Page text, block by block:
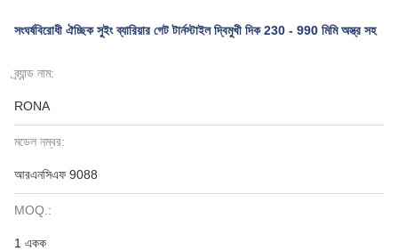
সংঘর্ষবিরোধী ঐচ্ছিক সুইং ব্যারিয়ার গেট টার্নস্টাইল দ্বিমুখী দিক 230 - 990 মিমি অস্ত্র সহ
ব্র্যান্ড নাম:
RONA
মডেল নম্বর:
আরএনসিএফ 9088
MOQ.:
1 একক